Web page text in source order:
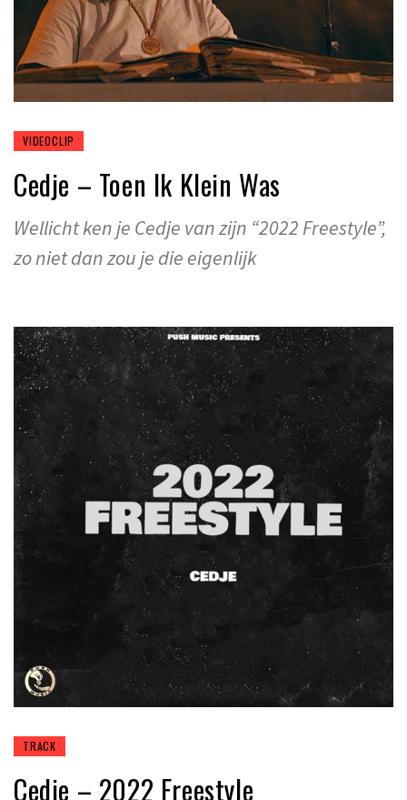
VIDEOCLIP
Cedje – Toen Ik Klein Was
Wellicht ken je Cedje van zijn “2022 Freestyle”,
zo niet dan zou je die eigenlijk
TRACK
Cedje – 2022 Freestyle